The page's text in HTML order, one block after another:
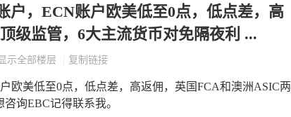
户，ECN账户欧美低至0点，低点差，高
级监管，6大主流货币对免隔夜利 ...
示全部楼层 复制链接
欧美低至0点，低点差，高返佣，英国FCA和澳洲ASIC两
询EBC记得联系我。